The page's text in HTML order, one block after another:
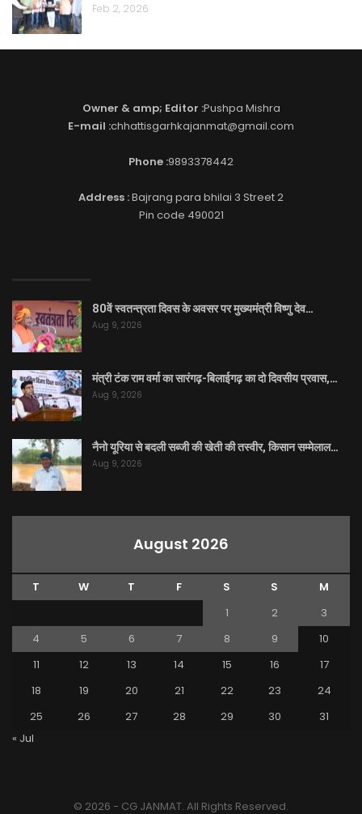
Feb 2, 2026
Owner & amp; Editor :Pushpa Mishra
E-mail :chhattisgarhkajanmat@gmail.com
Phone :9893378442
Address :Bajrang para bhilai 3 Street 2
Pin code 490021
80वें स्वतन्त्रता दिवस के अवसर पर मुख्यमंत्री विष्णु देव…
Aug 9, 2026
मंत्री टंक राम वर्मा का सारंगढ़-बिलाईगढ़ का दो दिवसीय प्रवास,…
Aug 9, 2026
नैनो यूरिया से बदली सब्जी की खेती की तस्वीर, किसान सम्मेलाल…
Aug 9, 2026
August 2026
T W T F S S
M
1
2
3
4
5 6 7 8 9
10
11
12 13 14 15 16
17
18
19 20 21 22 23
24
25
26 27 28 29 30
31
« Jul
© 2026 - CG JANMAT. All Rights Reserved.